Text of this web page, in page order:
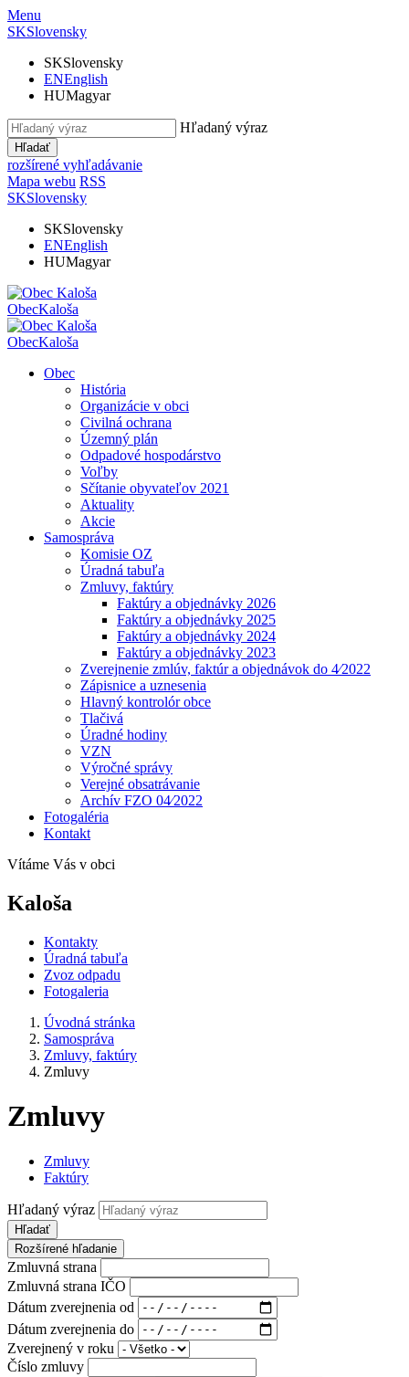
Menu
SKSlovensky
SKSlovensky
ENEnglish
HUMagyar
Hľadaný výraz
Hľadať
rozšírené vyhľadávanie
Mapa webu RSS
SKSlovensky
SKSlovensky
ENEnglish
HUMagyar
ObecKaloša
ObecKaloša
Obec
História
Organizácie v obci
Civilná ochrana
Územný plán
Odpadové hospodárstvo
Voľby
Sčítanie obyvateľov 2021
Aktuality
Akcie
Samospráva
Komisie OZ
Úradná tabuľa
Zmluvy, faktúry
Faktúry a objednávky 2026
Faktúry a objednávky 2025
Faktúry a objednávky 2024
Faktúry a objednávky 2023
Zverejnenie zmlúv, faktúr a objednávok do 4⁄2022
Zápisnice a uznesenia
Hlavný kontrolór obce
Tlačivá
Úradné hodiny
VZN
Výročné správy
Verejné obsatrávanie
Archív FZO 04⁄2022
Fotogaléria
Kontakt
Vítáme Vás v obci
Kaloša
Kontakty
Úradná tabuľa
Zvoz odpadu
Fotogaleria
Úvodná stránka
Samospráva
Zmluvy, faktúry
Zmluvy
Zmluvy
Zmluvy
Faktúry
Hľadaný výraz
Hľadať
Rozšírené hľadanie
Zmluvná strana
Zmluvná strana IČO
Dátum zverejnenia od
Dátum zverejnenia do
Zverejnený v roku
Číslo zmluvy